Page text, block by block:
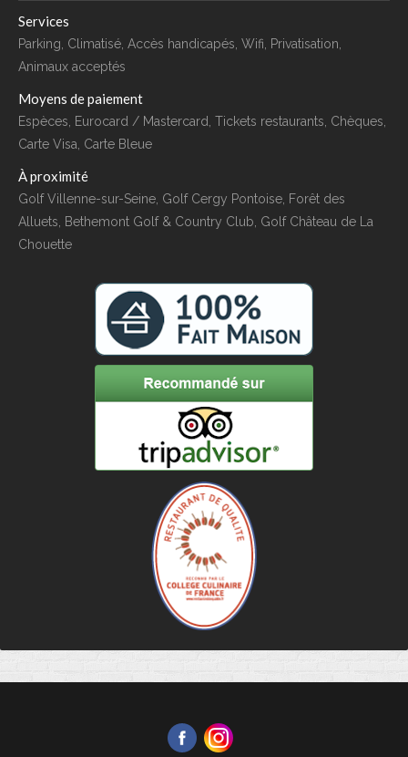
Services
Parking, Climatisé, Accès handicapés, Wifi, Privatisation,
Animaux acceptés
Moyens de paiement
Espèces, Eurocard / Mastercard, Tickets restaurants, Chèques,
Carte Visa, Carte Bleue
À proximité
Golf Villenne-sur-Seine, Golf Cergy Pontoise, Forêt des
Alluets, Bethemont Golf & Country Club, Golf Château de La
Chouette